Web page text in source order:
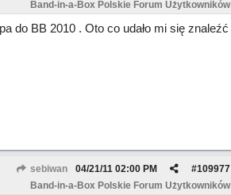
Band-in-a-Box Polskie Forum Użytkowników
do BB 2010 . Oto co udało mi się znaleźć
sebiwan #109977
04/21/11 02:00 PM
Band-in-a-Box Polskie Forum Użytkowników